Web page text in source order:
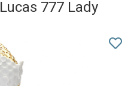
777 Lady